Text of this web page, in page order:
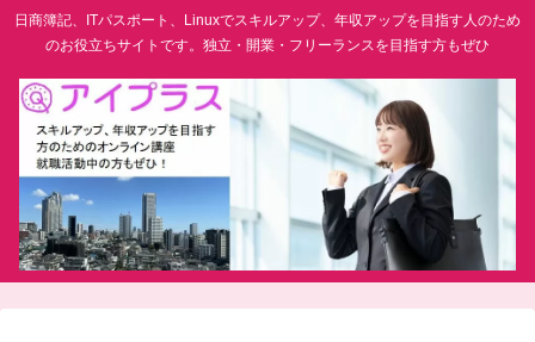
日商簿記、ITパスポート、Linuxでスキルアップ、年収アップを目指す人のため
のお役立ちサイトです。独立・開業・フリーランスを目指す方もぜひ